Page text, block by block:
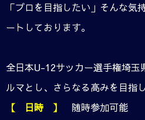
「プロを目指したい」そんな気
ートしております。
全日本U-12サッカー選手権埼玉
ルマとし、さらなる高みを目指
【 日時 】 随時参加可能